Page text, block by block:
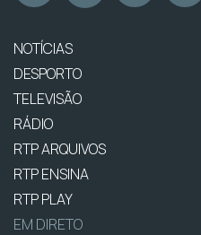
NOTÍCIAS
DESPORTO
TELEVISÃO
RÁDIO
RTP ARQUIVOS
RTP ENSINA
RTP PLAY
EM DIRETO